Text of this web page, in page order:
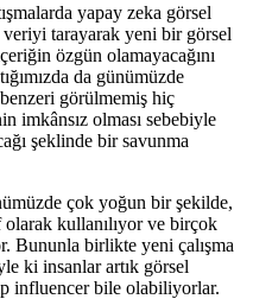
yapay zeka görsel
veriyi tarayarak yeni bir görsel
özgün olamayacağını
da günümüzde
görülmemiş hiç
imkânsız olması sebebiyle
şeklinde bir savunma
çok yoğun bir şekilde,
kullanılıyor ve birçok
Bununla birlikte yeni çalışma
ki insanlar artık görsel
influencer bile olabiliyorlar.